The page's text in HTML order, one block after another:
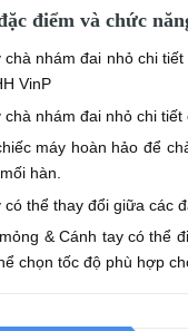
điểm và chức
chà nhám đai nhỏ chi
VinP
chà nhám đai nhỏ chi
máy hoàn hảo để
hàn.
có thể thay đổi giữa các
& Cánh tay có thể
chọn tốc độ phù hợp